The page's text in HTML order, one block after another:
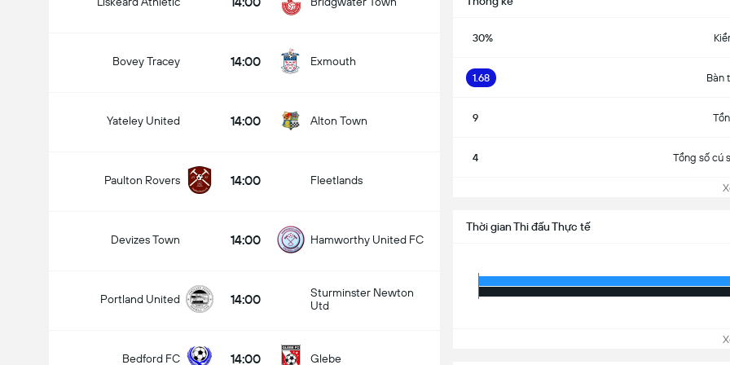
Bovey Tracey 14:00 Exmouth
Yateley United 14:00 Alton Town
Paulton Rovers 14:00 Fleetlands
Devizes Town 14:00 Hamworthy United FC
Portland United 14:00
Sturminster Newton
Utd
Bedford FC 14:00 Glebe
30%
1.68 Bàn
9
4 Tổng số cú
Thời gian Thi đấu Thực tế